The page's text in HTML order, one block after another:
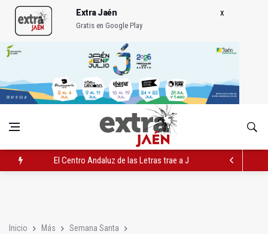
Extra Jaén
Gratis en Google Play
El Centro Andaluz de las Letras trae a Jaén al filósofo Omar
Inicio Más
Semana Santa